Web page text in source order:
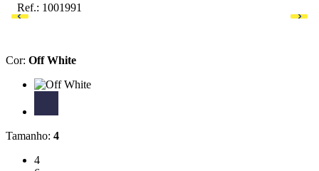
Ref.: 1001991
Cor: Off White
Cor: Off White
Tamanho: 4
Tamanho: 4
4